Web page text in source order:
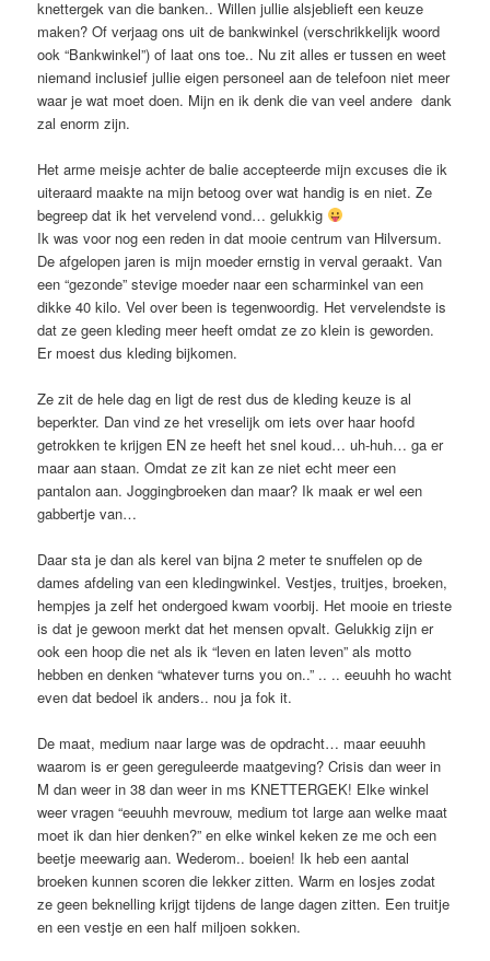
knettergek van die banken.. Willen jullie alsjeblieft een keuze
maken? Of verjaag ons uit de bankwinkel (verschrikkelijk woord
ook “Bankwinkel”) of laat ons toe.. Nu zit alles er tussen en weet
niemand inclusief jullie eigen personeel aan de telefoon niet meer
waar je wat moet doen. Mijn en ik denk die van veel andere dank
zal enorm zijn.
Het arme meisje achter de balie accepteerde mijn excuses die ik
uiteraard maakte na mijn betoog over wat handig is en niet. Ze
begreep dat ik het vervelend vond… gelukkig
Ik was voor nog een reden in dat mooie centrum van Hilversum.
De afgelopen jaren is mijn moeder ernstig in verval geraakt. Van
een “gezonde” stevige moeder naar een scharminkel van een
dikke 40 kilo. Vel over been is tegenwoordig. Het vervelendste is
dat ze geen kleding meer heeft omdat ze zo klein is geworden.
Er moest dus kleding bijkomen.
Ze zit de hele dag en ligt de rest dus de kleding keuze is al
beperkter. Dan vind ze het vreselijk om iets over haar hoofd
getrokken te krijgen EN ze heeft het snel koud… uh-huh… ga er
maar aan staan. Omdat ze zit kan ze niet echt meer een
pantalon aan. Joggingbroeken dan maar? Ik maak er wel een
gabbertje van…
Daar sta je dan als kerel van bijna 2 meter te snuffelen op de
dames afdeling van een kledingwinkel. Vestjes, truitjes, broeken,
hempjes ja zelf het ondergoed kwam voorbij. Het mooie en trieste
is dat je gewoon merkt dat het mensen opvalt. Gelukkig zijn er
ook een hoop die net als ik “leven en laten leven” als motto
hebben en denken “whatever turns you on..” .. .. eeuuhh ho wacht
even dat bedoel ik anders.. nou ja fok it.
De maat, medium naar large was de opdracht… maar eeuuhh
waarom is er geen gereguleerde maatgeving? Crisis dan weer in
M dan weer in 38 dan weer in ms KNETTERGEK! Elke winkel
weer vragen “eeuuhh mevrouw, medium tot large aan welke maat
moet ik dan hier denken?” en elke winkel keken ze me och een
beetje meewarig aan. Wederom.. boeien! Ik heb een aantal
broeken kunnen scoren die lekker zitten. Warm en losjes zodat
ze geen beknelling krijgt tijdens de lange dagen zitten. Een truitje
en een vestje en een half miljoen sokken.